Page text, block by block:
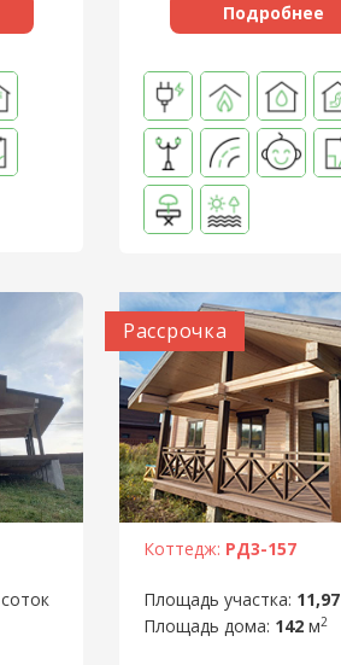
Подробнее
соток
Рассрочка
Коттедж: РД3-157
Площадь участка: 11,97
Площадь дома: 142 м2